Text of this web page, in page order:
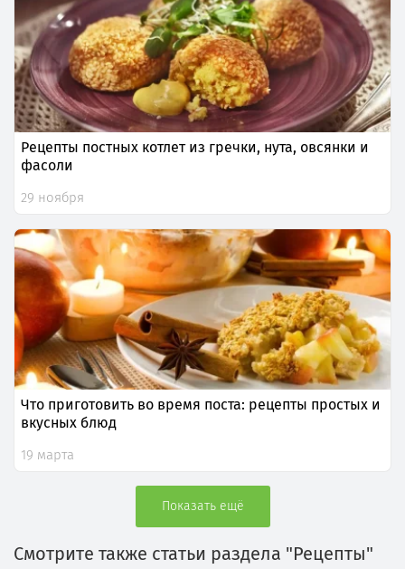
Рецепты постных котлет из гречки, нута, овсянки и
фасоли
29 ноября
Что приготовить во время поста: рецепты простых и
вкусных блюд
19 марта
Показать ещё
Смотрите также статьи раздела "Рецепты"